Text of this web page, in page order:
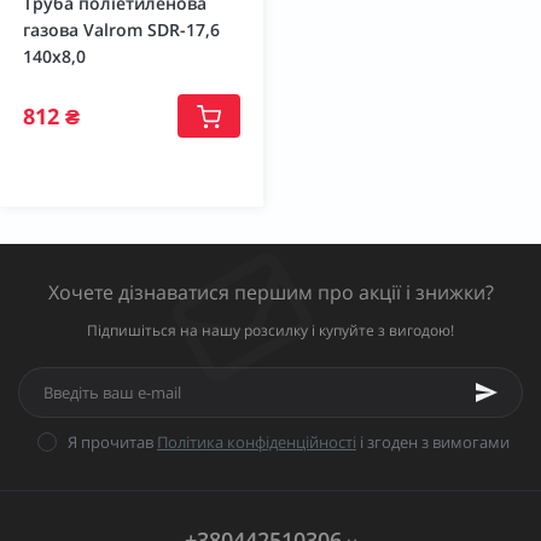
газова Valrom SDR-17,6
140х8,0
812 ₴
Хочете дізнаватися першим про акції і знижки?
Підпишіться на нашу розсилку і купуйте з вигодою!
Я прочитав Політика конфіденційності і згоден з вимогами